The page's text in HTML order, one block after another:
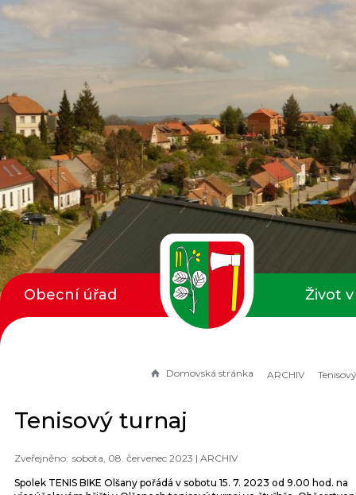
Domovská stránka ARCHIV
Tenisový turnaj
sobota, 08. červenec 2023 | ARCHIV
Spolek TENIS BIKE Olšany pořádá v sobotu 15. 7. 2023 od 9.00 hod. na
Obecní úřad Život